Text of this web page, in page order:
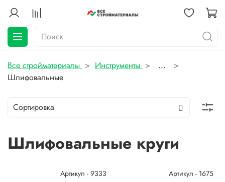
Все стройматериалы Инструменты
...
Шлифовальные
Шлифовальные круги
Артикул - 9333 Артикул - 1675